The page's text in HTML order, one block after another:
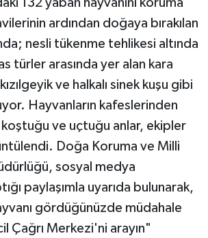
ardından doğaya bırakılan
nesli tükenme tehlikesi altında
türler arasında yer alan kara
ve halkalı sinek kuşu gibi
Hayvanların kafeslerinden
koştuğu ve uçtuğu anlar, ekipler
Doğa Koruma ve Milli
sosyal medya
paylaşımla uyarıda bulunarak,
gördüğünüzde müdahale
Çağrı Merkezi'ni arayın"